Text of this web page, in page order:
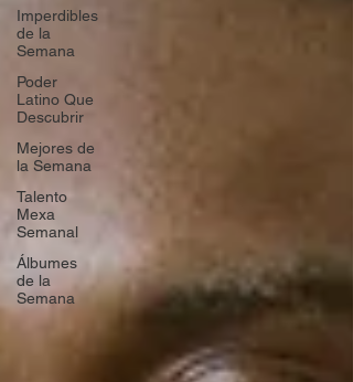
Imperdibles
de la
Semana
Poder
Latino Que
Descubrir
Mejores de
la Semana
Talento
Mexa
Semanal
Álbumes
de la
Semana